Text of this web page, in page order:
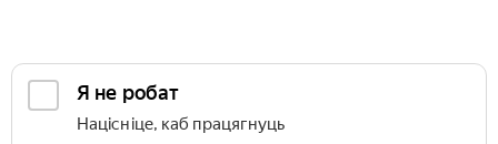
Я не робат
Націсніце, каб працягнуць